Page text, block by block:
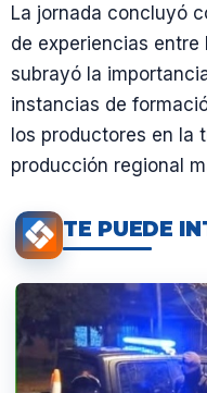
La jornada concluyó
de experiencias
subrayó la
instancias de
los productores en la
producción regional
TE PUEDE